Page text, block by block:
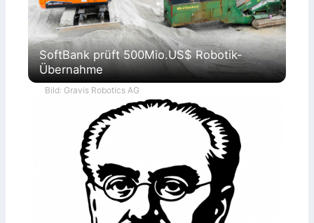
SoftBank prüft 500Mio.US$ Robotik-
Übernahme
Bild: Gravis Robotics AG